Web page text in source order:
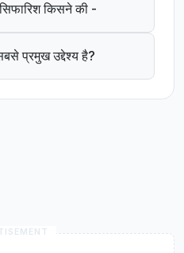
किसने की -
प्रमुख उद्देश्य है?